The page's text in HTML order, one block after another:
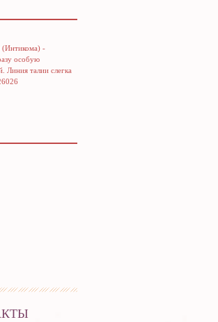
(Интикома) -
особую
Линия талии слегка